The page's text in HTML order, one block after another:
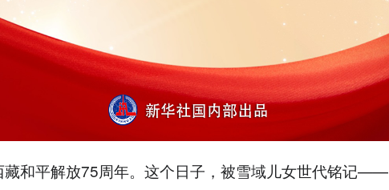
藏和平解放75周年。这个日子，被雪域儿女世代铭记——